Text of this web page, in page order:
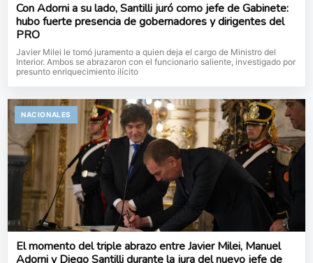
Con Adorni a su lado, Santilli juró como jefe de Gabinete:
hubo fuerte presencia de gobernadores y dirigentes del
PRO
Javier Milei le tomó juramento a quien deja el cargo de Ministro del
Interior. Ambos se abrazaron con el funcionario saliente, investigado por
presunto enriquecimiento ilícito
NACIONALES
El momento del triple abrazo entre Javier Milei, Manuel
Adorni y Diego Santilli durante la jura del nuevo jefe de